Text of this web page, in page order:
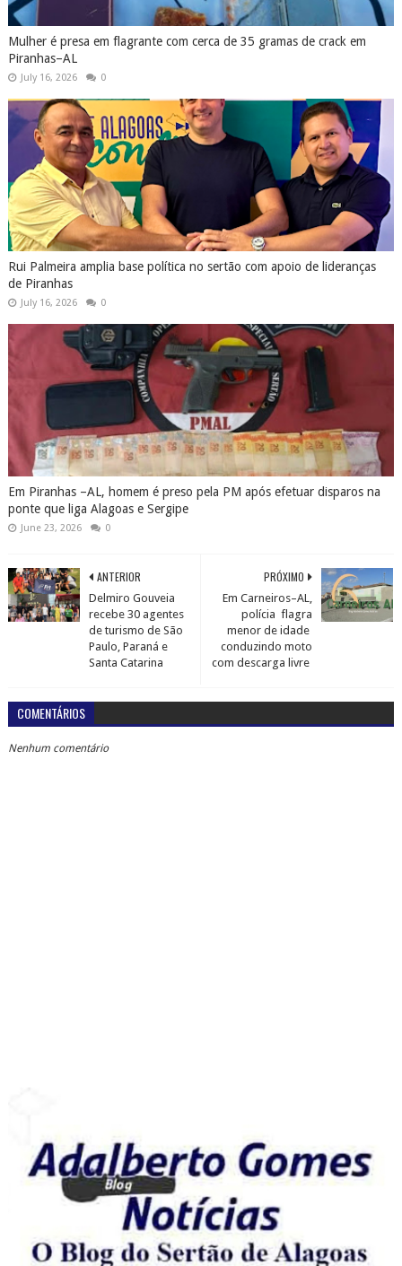
Mulher é presa em flagrante com cerca de 35 gramas de crack em
Piranhas–AL
July 16, 2026 0
Rui Palmeira amplia base política no sertão com apoio de lideranças
de Piranhas
July 16, 2026 0
Em Piranhas –AL, homem é preso pela PM após efetuar disparos na
ponte que liga Alagoas e Sergipe
June 23, 2026 0
PRÓXIMO
Em Carneiros–AL,
polícia flagra
menor de idade
conduzindo moto
com descarga livre
ANTERIOR
Delmiro Gouveia
recebe 30 agentes
de turismo de São
Paulo, Paraná e
Santa Catarina
COMENTÁRIOS
Nenhum comentário